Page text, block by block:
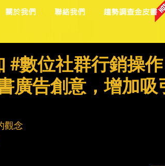
關於我們 聯絡我們 趨勢調查金皮書
#數位社群行銷操作
廣告創意，增加吸
觀念